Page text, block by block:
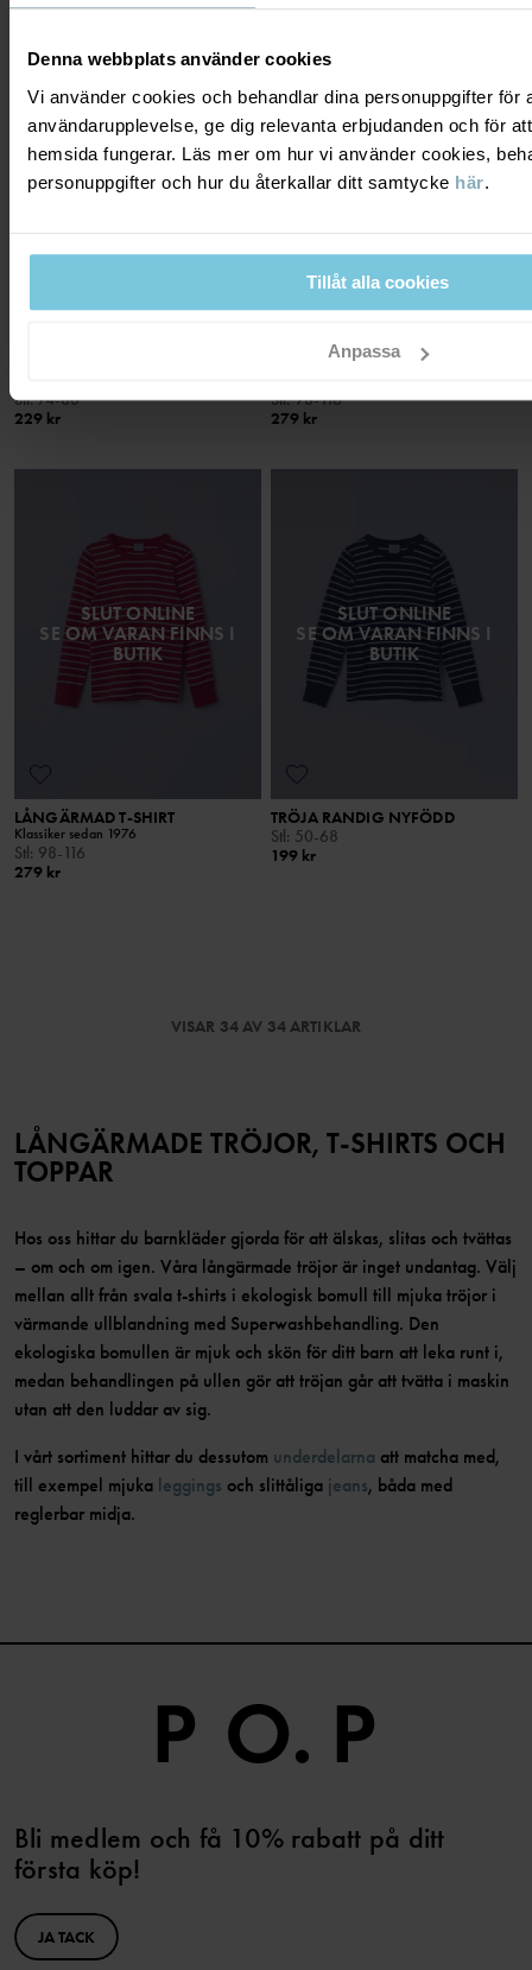
Denna webbplats använder cookies
Vi använder cookies och behandlar dina personuppgifter för
användarupplevelse, ge dig relevanta erbjudanden och för
hemsida fungerar. Läs mer om hur vi använder cookies,
personuppgifter och hur du återkallar ditt samtycke här.
Tillåt alla cookies
Anpassa
Stl:74-80
229 kr
SLUT ONLINE
SE OM VARAN FINNS I
LÅNGÄRMAD T-SHIRT
Stl:98-116
279 kr
SLUT ONLINE
SE OM VARAN FINNS I
BUTIK
LÅNGÄRMAD T-SHIRT
Klassiker sedan 1976
Stl: 98-116
279 kr
SLUT ONLINE
SE OM VARAN FINNS I
BUTIK
TRÖJA RANDIG NYFÖDD
Stl: 50-68
199 kr
VISAR 34 AV 34 ARTIKLAR
LÅNGÄRMADE TRÖJOR, T-SHIRTS OCH
TOPPAR
Hos oss hittar du barnkläder gjorda för att älskas, slitas och tvättas
– om och om igen. Våra långärmade tröjor är inget undantag. Välj
mellan allt från svala t-shirts i ekologisk bomull till mjuka tröjor i
värmande ullblandning med Superwashbehandling. Den
ekologiska bomullen är mjuk och skön för ditt barn att leka runt i,
medan behandlingen på ullen gör att tröjan går att tvätta i maskin
utan att den luddar av sig.
I vårt sortiment hittar du dessutom underdelarna att matcha med,
till exempel mjuka leggings och slittåliga jeans, båda med
reglerbar midja.
Bli medlem och få 10% rabatt på ditt
första köp!
JA TACK